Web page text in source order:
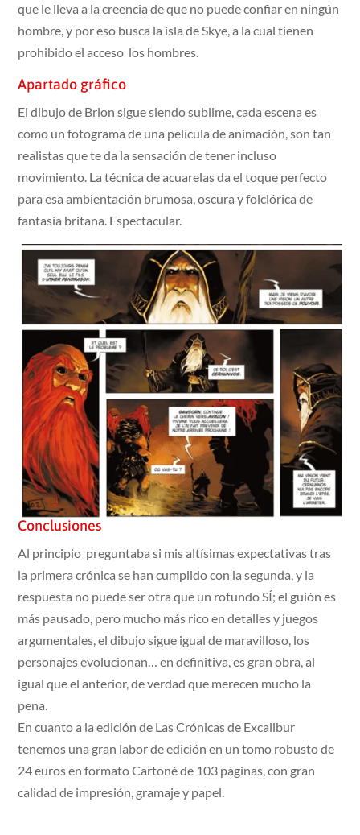
que le lleva a la creencia de que no puede confiar en ningún
hombre, y por eso busca la isla de Skye, a la cual tienen
prohibido el acceso los hombres.
Apartado gráfico
El dibujo de Brion sigue siendo sublime, cada escena es
como un fotograma de una película de animación, son tan
realistas que te da la sensación de tener incluso
movimiento. La técnica de acuarelas da el toque perfecto
para esa ambientación brumosa, oscura y folclórica de
fantasía britana. Espectacular.
Conclusiones
Al principio preguntaba si mis altísimas expectativas tras
la primera crónica se han cumplido con la segunda, y la
respuesta no puede ser otra que un rotundo SÍ; el guión es
más pausado, pero mucho más rico en detalles y juegos
argumentales, el dibujo sigue igual de maravilloso, los
personajes evolucionan… en definitiva, es gran obra, al
igual que el anterior, de verdad que merecen mucho la
pena.
En cuanto a la edición de Las Crónicas de Excalibur
tenemos una gran labor de edición en un tomo robusto de
24 euros en formato Cartoné de 103 páginas, con gran
calidad de impresión, gramaje y papel.